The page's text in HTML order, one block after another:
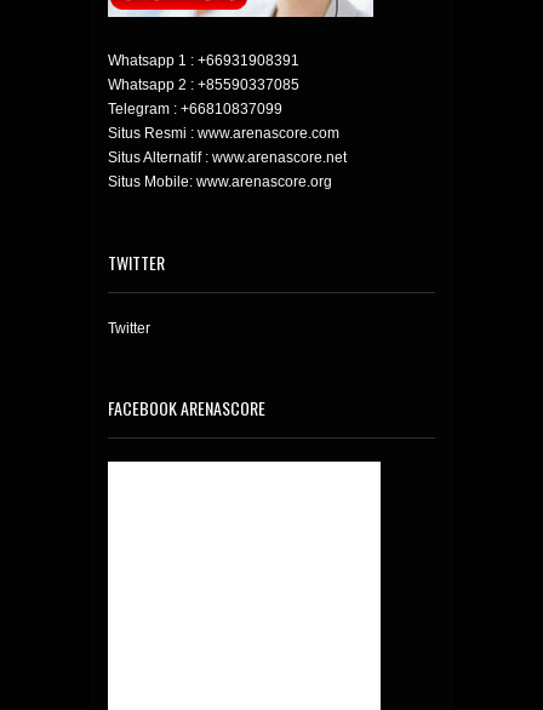
Whatsapp 1 : +66931908391
Whatsapp 2 : +85590337085
Telegram : +66810837099
Situs Resmi : www.arenascore.com
Situs Alternatif : www.arenascore.net
Situs Mobile: www.arenascore.org
TWITTER
Twitter
FACEBOOK ARENASCORE